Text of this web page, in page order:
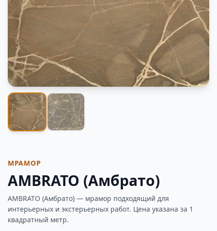
Фотогалерея
МРАМОР
AMBRATO (Амбрато)
AMBRATO (Амбрато) — мрамор подходящий для
интерьерных и экстерьерных работ. Цена указана за 1
квадратный метр.